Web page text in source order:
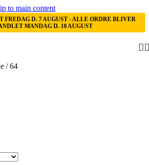
to main content
FREDAG D. 7 AUGUST - ALLE ORDRE BLIVER
MANDAG D. 10 AUGUST
/ 64